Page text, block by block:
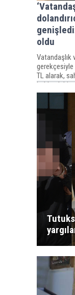
oldu
Vatandaşlık
gerekçesiyle
TL alarak,
hakkındaki
ilgili 3